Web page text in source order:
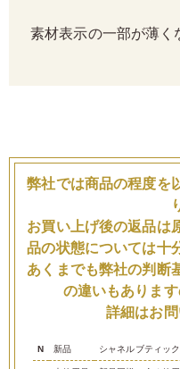
素材表示の一部が薄く
弊社では商品の程度を
お買い上げ後の返品は
品の状態については十
あくまでも弊社の判断
の違いもあります
詳細はお問
N 新品 シャネルブティッ